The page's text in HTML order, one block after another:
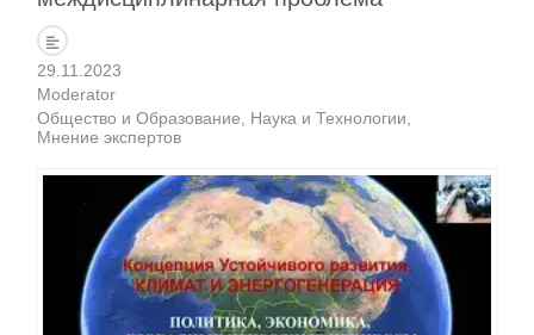
29.11.2023
Moderator
Общество и Образование
Наука и Технологии
Мнение экспертов